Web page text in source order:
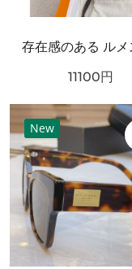
11100円
New